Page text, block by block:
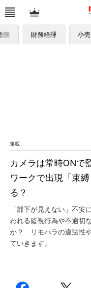
務 財務経理 小売
連載
カメラは常時ONで
ワークで出現「束
る？
「部下が見えない」不安
われる監視行為や不適切
か？ リモハラの違法性
ていきます。